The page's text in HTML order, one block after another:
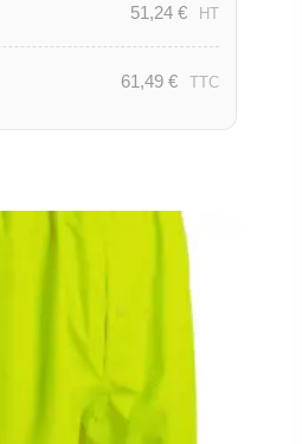
51,24 € HT
61,49 € TTC